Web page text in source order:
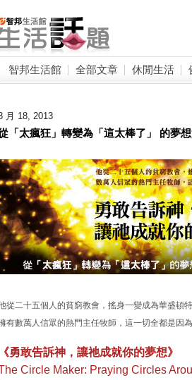
智邦生活館 全部文章 休閒生活
月 18, 2013
「太瘋狂」轉變為「這太棒了」 的夢想
從二十五個人的貧窮教會，搖身一變成為華盛頓
有數萬人信眾的熱門主任牧師，這一切全都是
《勇敢告訴神，讓祂成就你的夢想》
Circle Maker: Praying Circles